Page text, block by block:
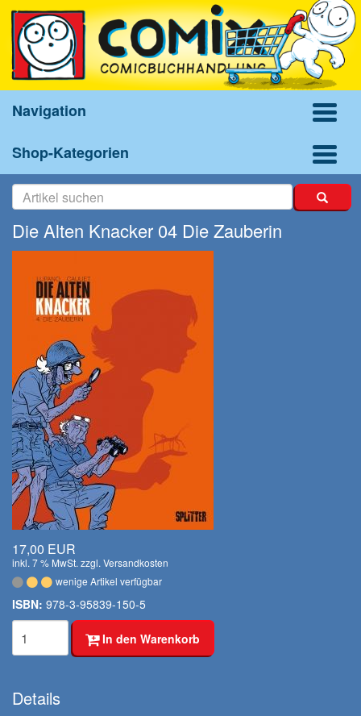
Navigation
Shop-Kategorien
Die Alten Knacker 04 Die Zauberin
17,00 EUR
inkl. 7 % MwSt. zzgl. Versandkosten
wenige Artikel verfügbar
ISBN: 978-3-95839-150-5
In den Warenkorb
Details